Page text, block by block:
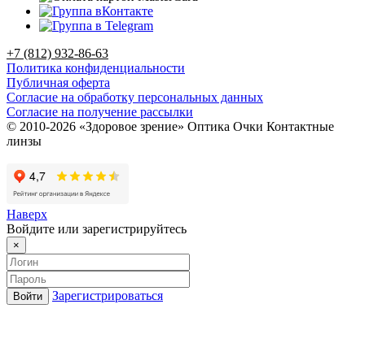
+7 (812) 932-86-63
Политика конфиденциальности
Публичная оферта
Согласие на обработку персональных данных
Согласие на получение рассылки
© 2010-2026 «Здоровое зрение» Оптика Очки Контактные
линзы
Наверх
Войдите или зарегистрируйтесь
×
Зарегистрироваться